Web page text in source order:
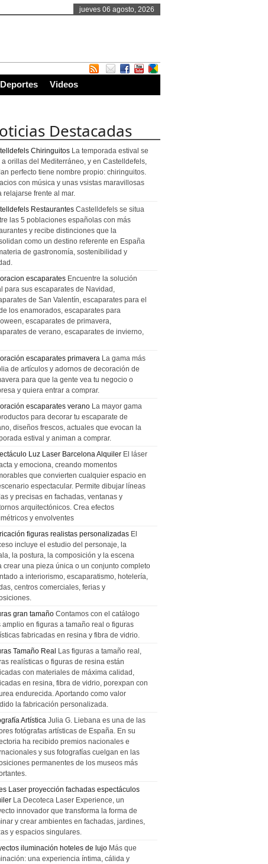
jueves 06 agosto, 2026
Deportes Videos
Destacadas
Chiringuitos La temporada estival se
a orillas del Mediterráneo, y en Castelldefels,
perfecto tiene nombre propio: chiringuitos.
con música y unas vsistas maravillosas
relajarse frente al mar.
Restaurantes Castelldefels se situa
las 5 poblaciones españolas con más
y recibe distinciones que la
como un destino referente en España
de gastronomía, sostenibilidad y
escaparates Encuentre la solución
para sus escaparates de Navidad,
de San Valentín, escaparates para el
los enamorados, escaparates para
escaparates de primavera,
de verano, escaparates de invierno,
escaparates primavera La gama más
de artículos y adornos de decoración de
para que la gente vea tu negocio o
y quiera entrar a comprar.
escaparates verano La mayor gama
para decorar tu escaparate de
diseños frescos, actuales que evocan la
estival y animan a comprar.
Luz Laser Barcelona Alquiler El láser
y emociona, creando momentos
que convierten cualquier espacio en
espectacular. Permite dibujar líneas
y precisas en fachadas, ventanas y
arquitectónicos. Crea efectos
y envolventes
figuras realistas personalizadas El
incluye el estudio del personaje, la
la postura, la composición y la escena
crear una pieza única o un conjunto completo
a interiorismo, escaparatismo, hotelería,
centros comerciales, ferias y
gran tamaño Contamos con el catálogo
amplio en figuras a tamaño real o figuras
fabricadas en resina y fibra de vidrio.
Tamaño Real Las figuras a tamaño real,
realísticas o figuras de resina están
con materiales de máxima calidad,
en resina, fibra de vidrio, porexpan con
endurecida. Aportando como valor
la fabricación personalizada.
Artística Julia G. Liebana es una de las
fotógrafas artísticas de España. En su
ha recibido premios nacionales e
y sus fotografías cuelgan en las
permanentes de los museos más
Laser proyección fachadas espectáculos
La Decoteca Laser Experience, un
innovador que transforma la forma de
y crear ambientes en fachadas, jardines,
y espacios singulares.
iluminación hoteles de lujo Más que
una experiencia íntima, cálida y